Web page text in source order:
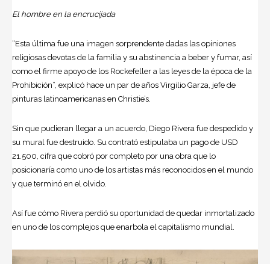
El hombre en la encrucijada
“Esta última fue una imagen sorprendente dadas las opiniones
religiosas devotas de la familia y su abstinencia a beber y fumar, así
como el firme apoyo de los Rockefeller a las leyes de la época de la
Prohibición”, explicó hace un par de años Virgilio Garza, jefe de
pinturas latinoamericanas en Christie’s.
Sin que pudieran llegar a un acuerdo, Diego Rivera fue despedido y
su mural fue destruido. Su contrató estipulaba un pago de USD
21.500, cifra que cobró por completo por una obra que lo
posicionaría como uno de los artistas más reconocidos en el mundo
y que terminó en el olvido.
Así fue cómo Rivera perdió su oportunidad de quedar inmortalizado
en uno de los complejos que enarbola el capitalismo mundial.